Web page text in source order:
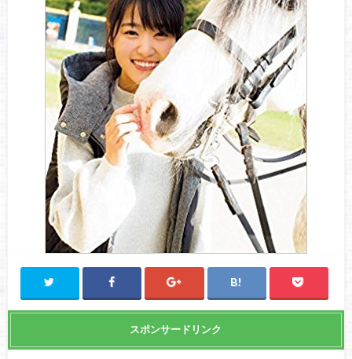
スポンサードリンク